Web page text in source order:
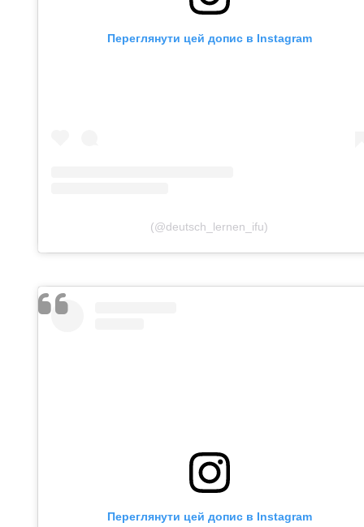
Переглянути цей допис в Instagram
(@deutsch_lernen_ifu)
Переглянути цей допис в Instagram